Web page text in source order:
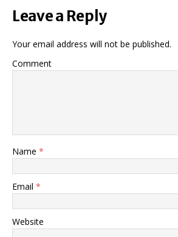
Leave a Reply
Your email address will not be published.
Comment
Name *
Email *
Website